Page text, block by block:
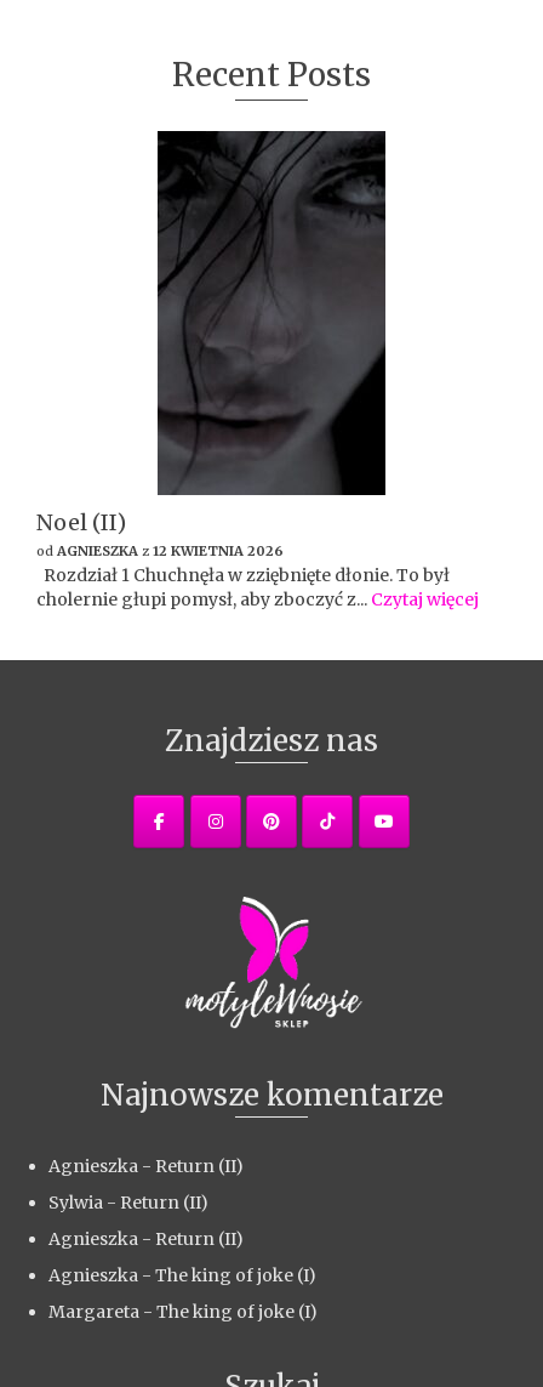
Recent Posts
Noel (II)
od AGNIESZKA z 12 KWIETNIA 2026
Rozdział 1 Chuchnęła w zziębnięte dłonie. To był
cholernie głupi pomysł, aby zboczyć z... Czytaj więcej
Znajdziesz nas
Najnowsze komentarze
Agnieszka - Return (II)
Sylwia - Return (II)
Agnieszka - Return (II)
Agnieszka - The king of joke (I)
Margareta - The king of joke (I)